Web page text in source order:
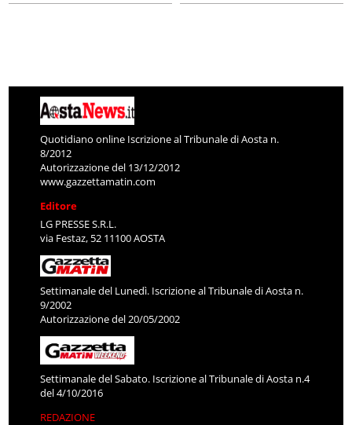
Quotidiano online Iscrizione al Tribunale di Aosta n.
8/2012
Autorizzazione del 13/12/2012
www.gazzettamatin.com
Editore
LG PRESSE S.R.L.
via Festaz, 52 11100 AOSTA
Settimanale del Lunedì. Iscrizione al Tribunale di Aosta n.
9/2002
Autorizzazione del 20/05/2002
Settimanale del Sabato. Iscrizione al Tribunale di Aosta n.4
del 4/10/2016
REDAZIONE